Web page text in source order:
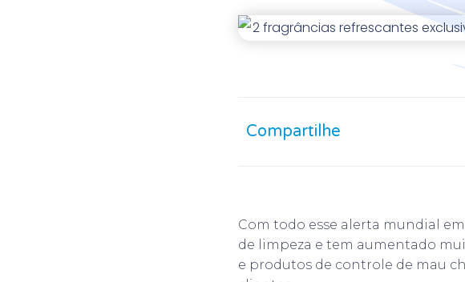
Compartilhe
Com todo esse alerta mundial
de limpeza e tem aumentado
e produtos de controle de mau